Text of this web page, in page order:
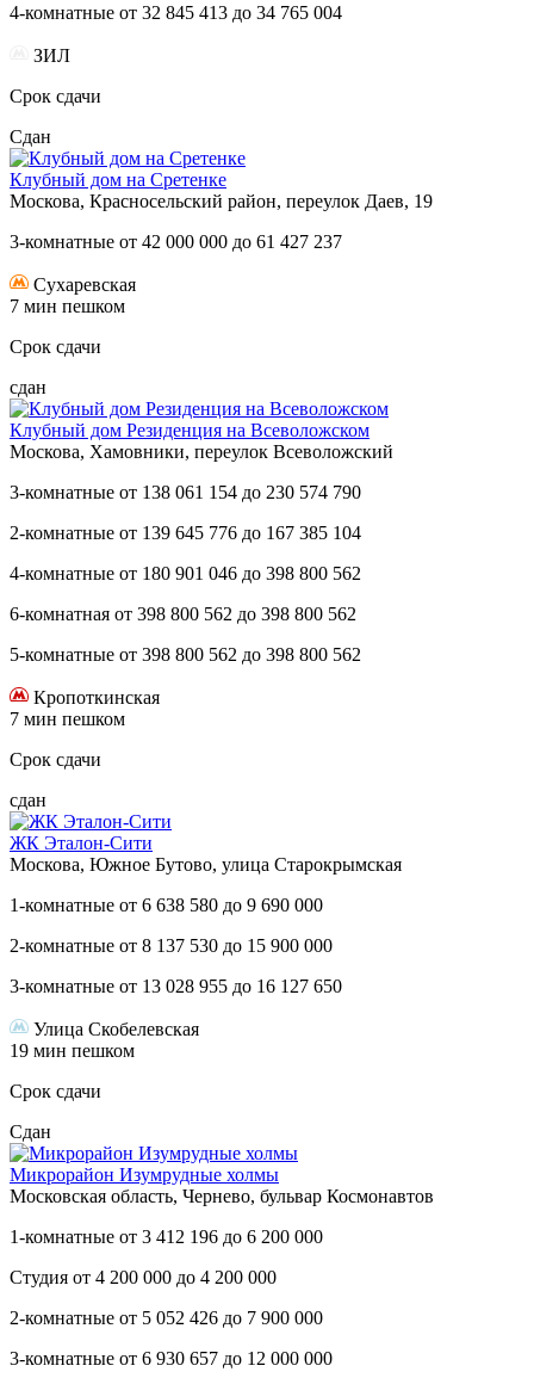
4-комнатные от 32 845 413 до 34 765 004
ЗИЛ
Срок сдачи
Сдан
Клубный дом на Сретенке
Москова, Красносельский район, переулок Даев, 19
3-комнатные от 42 000 000 до 61 427 237
Сухаревская
7 мин пешком
Срок сдачи
сдан
Клубный дом Резиденция на Всеволожском
Москова, Хамовники, переулок Всеволожский
3-комнатные от 138 061 154 до 230 574 790
2-комнатные от 139 645 776 до 167 385 104
4-комнатные от 180 901 046 до 398 800 562
6-комнатная от 398 800 562 до 398 800 562
5-комнатные от 398 800 562 до 398 800 562
Кропоткинская
7 мин пешком
Срок сдачи
сдан
ЖК Эталон-Сити
Москова, Южное Бутово, улица Старокрымская
1-комнатные от 6 638 580 до 9 690 000
2-комнатные от 8 137 530 до 15 900 000
3-комнатные от 13 028 955 до 16 127 650
Улица Скобелевская
19 мин пешком
Срок сдачи
Сдан
Микрорайон Изумрудные холмы
Московская область, Чернево, бульвар Космонавтов
1-комнатные от 3 412 196 до 6 200 000
Студия от 4 200 000 до 4 200 000
2-комнатные от 5 052 426 до 7 900 000
3-комнатные от 6 930 657 до 12 000 000